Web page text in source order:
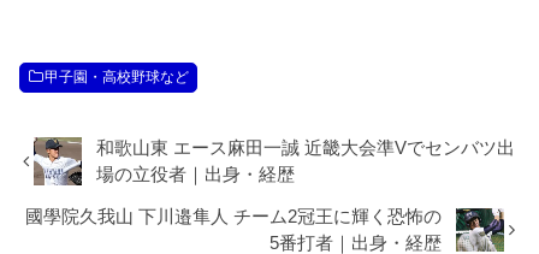
甲子園・高校野球など
和歌山東 エース麻田一誠 近畿大会準Vでセンバツ出
場の立役者｜出身・経歴
國學院久我山 下川邉隼人 チーム2冠王に輝く恐怖の
5番打者｜出身・経歴